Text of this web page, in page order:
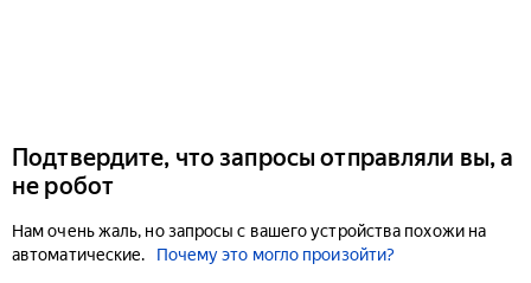
Подтвердите, что запросы отправляли вы, а
не робот
Нам очень жаль, но запросы с вашего устройства похожи на
автоматические.
Почему это могло произойти?